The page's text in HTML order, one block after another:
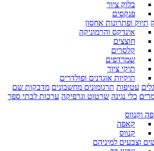
בלוק ציור
פנקסים
תיוק ופתרונות אחסון
אינדקס והרמוניקה
חוצצים
קלסרים
שמרדפים
תיקי ציור
תיקיות אוגדנים ופולדרים
עטיפות תרגומונים מחשבונים מדבקות שם
כלי נגינה שרטוט וגרפיקה ערכות לבתי ספר
וקנווס
קאפה
קנווס
וצבעים למיניהם